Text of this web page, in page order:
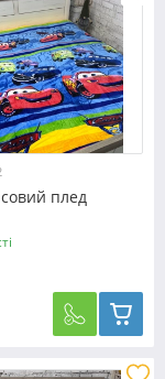
плед